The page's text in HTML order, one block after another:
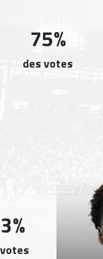
75%
des votes